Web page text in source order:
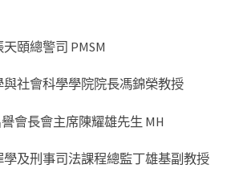
頤總警司 PMSM
社會科學學院院長馮錦榮教授
會長會主席陳耀雄先生 MH
及刑事司法課程總監丁雄基副教授